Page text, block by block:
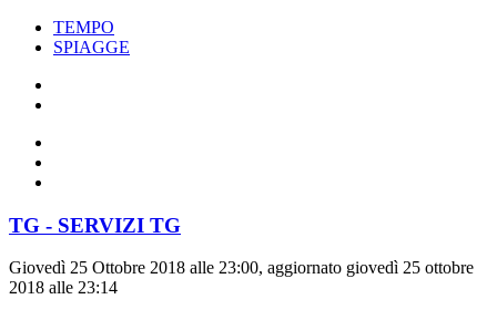
TEMPO
SPIAGGE
TG - SERVIZI TG
Giovedì 25 Ottobre 2018 alle 23:00, aggiornato giovedì 25 ottobre
2018 alle 23:14